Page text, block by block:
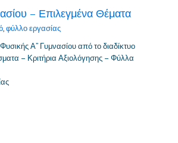
– Επιλεγμένα Θέματα
,φύλλο εργασίας
Α” Γυμνασίου από το διαδίκτυο
– Κριτήρια Αξιολόγησης – Φύλλα